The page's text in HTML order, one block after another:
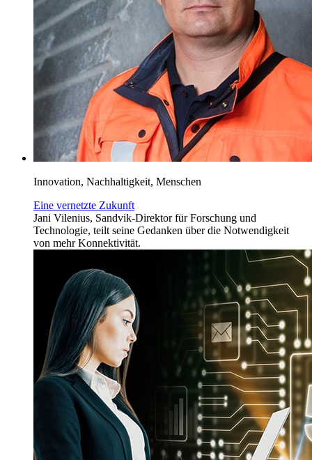
Innovation, Nachhaltigkeit, Menschen
Eine vernetzte Zukunft
Jani Vilenius, Sandvik-Direktor für Forschung und
Technologie, teilt seine Gedanken über die Notwendigkeit
von mehr Konnektivität.